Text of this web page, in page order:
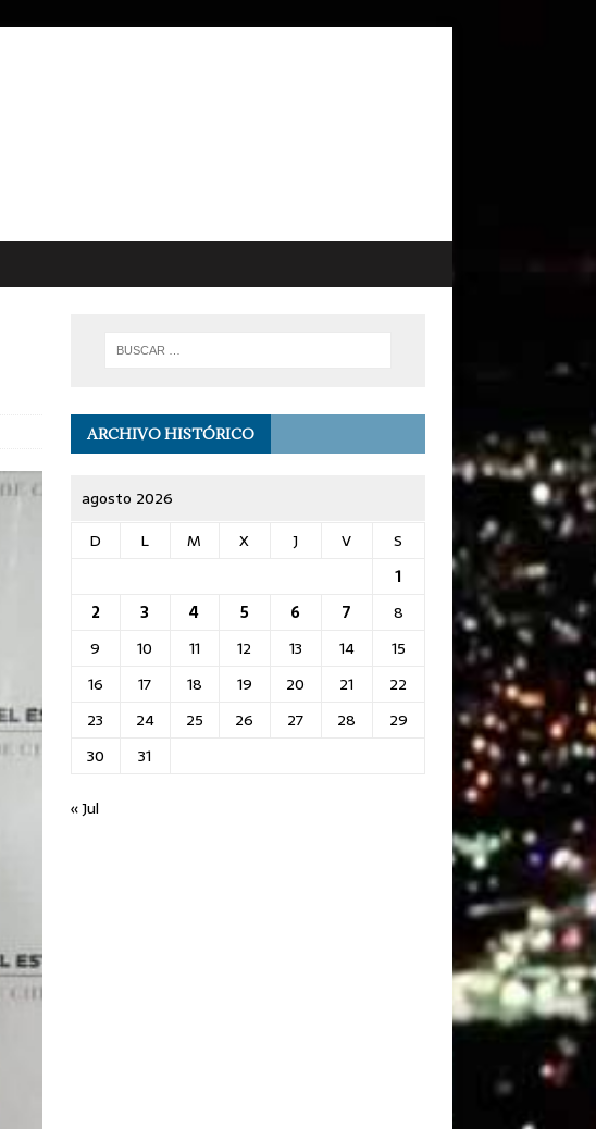
ARCHIVO HISTÓRICO
agosto 2026
D
L M X J V
S
1
2
3 4 5 6 7
8
9
10 11 12 13 14
15
16
17 18 19 20 21
22
23
24 25 26 27 28
29
30
31
« Jul